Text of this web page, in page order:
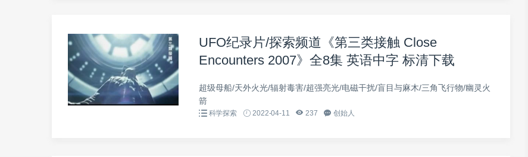
UFO纪录片/探索频道《第三类接触 Close
Encounters 2007》全8集 英语中字 标清下载
超级母船/天外火光/辐射毒害/超强亮光/电磁干扰/盲目与麻木/三角飞行物/幽灵火
箭
科学探索 2022-04-11 237 创始人